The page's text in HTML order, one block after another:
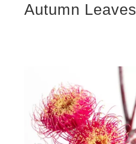
Autumn Leaves